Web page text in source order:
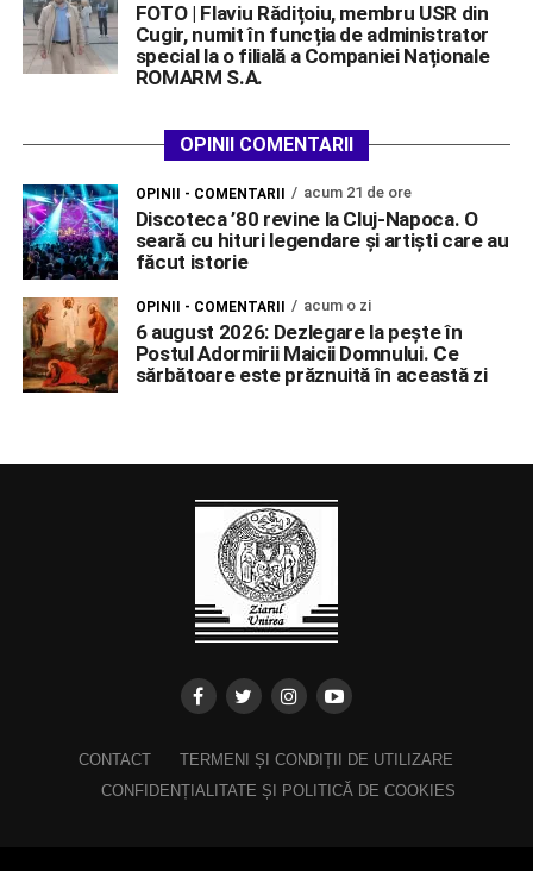
FOTO | Flaviu Rădițoiu, membru USR din
Cugir, numit în funcția de administrator
special la o filială a Companiei Naționale
ROMARM S.A.
OPINII COMENTARII
OPINII - COMENTARII acum 21 de ore
Discoteca ’80 revine la Cluj-Napoca. O
seară cu hituri legendare și artiști care au
făcut istorie
OPINII - COMENTARII acum o zi
6 august 2026: Dezlegare la pește în
Postul Adormirii Maicii Domnului. Ce
sărbătoare este prăznuită în această zi
CONTACT
TERMENI ȘI CONDIȚII DE UTILIZARE
CONFIDENȚIALITATE ȘI POLITICĂ DE COOKIES